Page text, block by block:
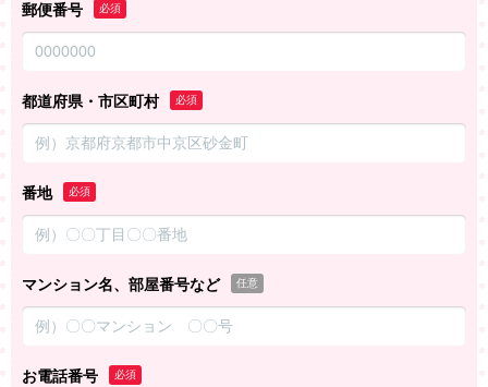
郵便番号 必須
都道府県・市区町村 必須
番地 必須
マンション名、部屋番号など 任意
お電話番号 必須